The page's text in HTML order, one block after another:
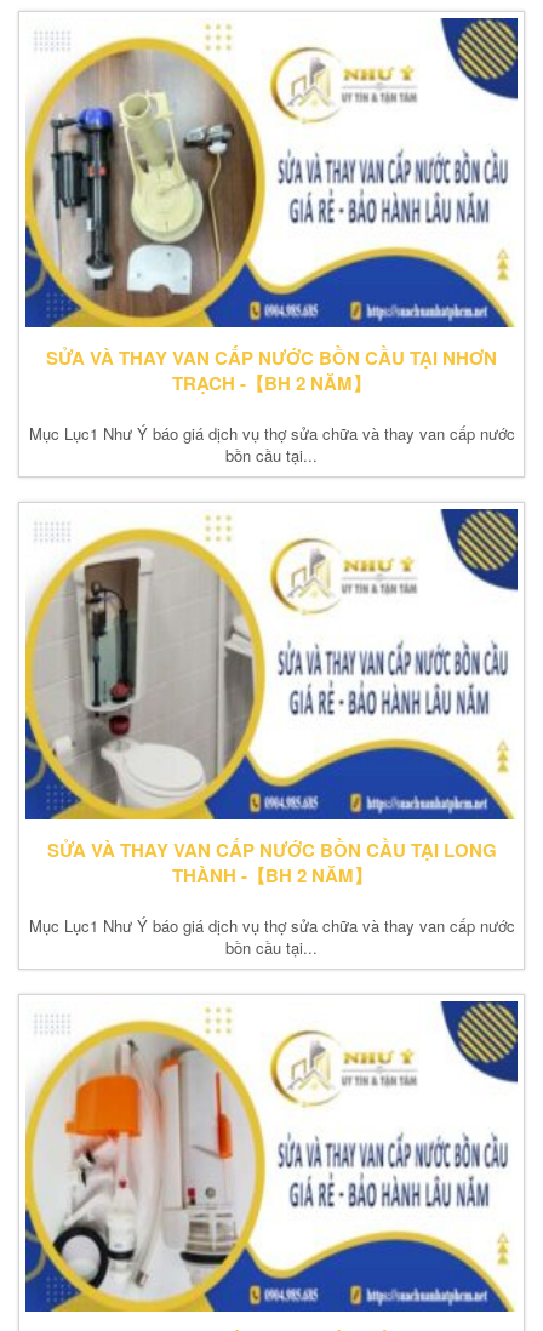
SỬA VÀ THAY VAN CẤP NƯỚC BỒN CẦU TẠI NHƠN
TRẠCH -【BH 2 NĂM】
Mục Lục1 Như Ý báo giá dịch vụ thợ sửa chữa và thay van cấp nước
bồn cầu tại...
SỬA VÀ THAY VAN CẤP NƯỚC BỒN CẦU TẠI LONG
THÀNH -【BH 2 NĂM】
Mục Lục1 Như Ý báo giá dịch vụ thợ sửa chữa và thay van cấp nước
bồn cầu tại...